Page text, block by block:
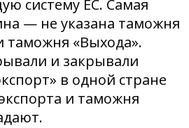
систему ЕС. Самая
— не указана таможня
таможня «Выхода».
и закрывали
в одной стране
и таможня